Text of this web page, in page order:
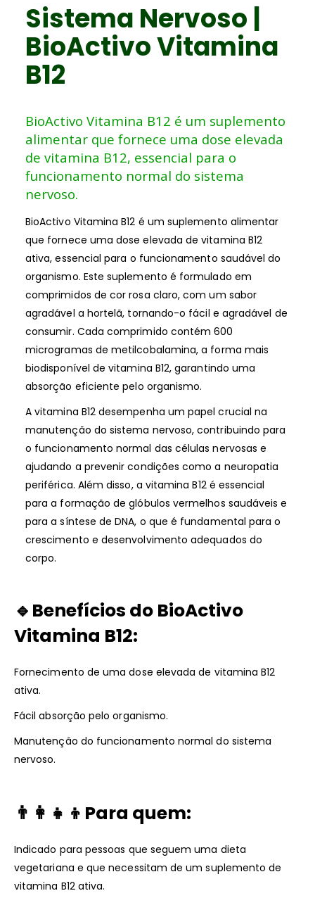
Sistema Nervoso |
BioActivo Vitamina
B12
BioActivo Vitamina B12 é um suplemento
alimentar que fornece uma dose elevada
de vitamina B12, essencial para o
funcionamento normal do sistema
nervoso.
BioActivo Vitamina B12 é um suplemento alimentar
que fornece uma dose elevada de vitamina B12
ativa, essencial para o funcionamento saudável do
organismo. Este suplemento é formulado em
comprimidos de cor rosa claro, com um sabor
agradável a hortelã, tornando-o fácil e agradável de
consumir. Cada comprimido contém 600
microgramas de metilcobalamina, a forma mais
biodisponível de vitamina B12, garantindo uma
absorção eficiente pelo organismo.
A vitamina B12 desempenha um papel crucial na
manutenção do sistema nervoso, contribuindo para
o funcionamento normal das células nervosas e
ajudando a prevenir condições como a neuropatia
periférica. Além disso, a vitamina B12 é essencial
para a formação de glóbulos vermelhos saudáveis e
para a síntese de DNA, o que é fundamental para o
crescimento e desenvolvimento adequados do
corpo.
🔹 Benefícios do BioActivo
Vitamina B12:
Fornecimento de uma dose elevada de vitamina B12
ativa.
Fácil absorção pelo organismo.
Manutenção do funcionamento normal do sistema
nervoso.
👨 Para quem:
Indicado para pessoas que seguem uma dieta
vegetariana e que necessitam de um suplemento de
vitamina B12 ativa.